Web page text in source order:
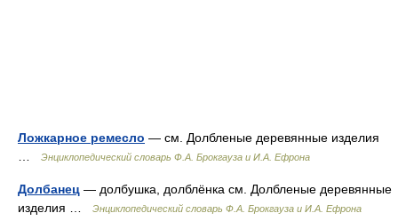
Ложкарное ремесло — см. Долбленые деревянные изделия
Энциклопедический словарь Ф.А. Брокгауза и И.А. Ефрона
Долбанец — долбушка, долблёнка см. Долбленые деревянные
изделия …
Энциклопедический словарь Ф.А. Брокгауза и И.А. Ефрона